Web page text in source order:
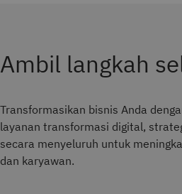
Ambil langkah
Transformasikan bisnis Anda
layanan transformasi digital,
secara menyeluruh untuk
dan karyawan.